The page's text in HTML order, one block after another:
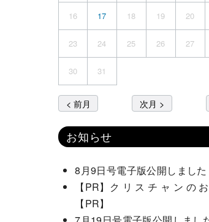
16 17 18 19 20
23 24 25 26 27
30 31
< 前月 次月 >
お知らせ
8月9日号電子版公開しました
【PR】ク リ ス チ ャ ン の
【PR】